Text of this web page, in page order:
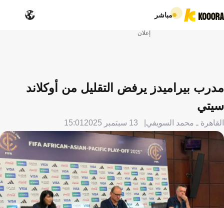
مباشر
إعلان
مدرب بيراميدز يرفض التقليل من أوكلاند
سيتي
القاهرة ـ محمد السويفي 13 سبتمبر 2025 15:01